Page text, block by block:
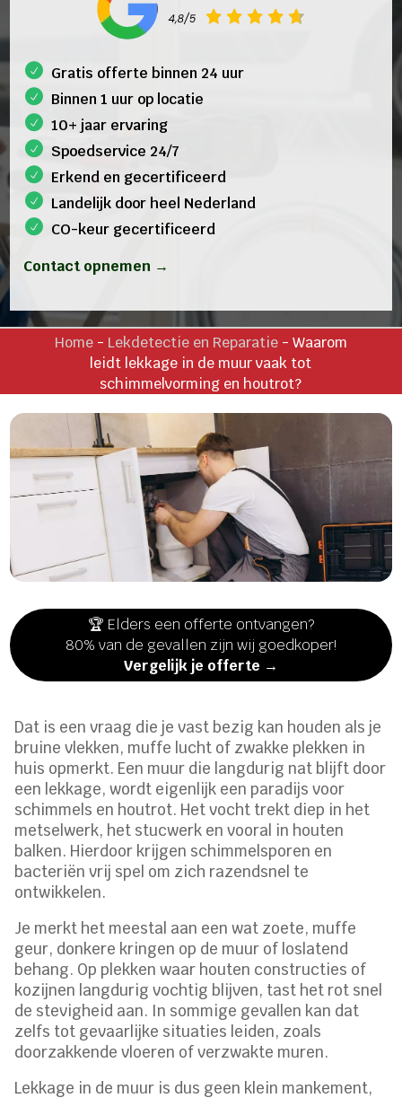
Gratis offerte binnen 24 uur
Binnen 1 uur op locatie
10+ jaar ervaring
Spoedservice 24/7
Erkend en gecertificeerd
Landelijk door heel Nederland
CO-keur gecertificeerd
Contact opnemen →
Home- Lekdetectie en Reparatie- Waarom
leidt lekkage in de muur vaak tot
schimmelvorming en houtrot?
🏆 Elders een offerte ontvangen?
80% van de gevallen zijn wij goedkoper!
Vergelijk je offerte →
Dat is een vraag die je vast bezig kan houden als je
bruine vlekken, muffe lucht of zwakke plekken in
huis opmerkt. Een muur die langdurig nat blijft door
een lekkage, wordt eigenlijk een paradijs voor
schimmels en houtrot. Het vocht trekt diep in het
metselwerk, het stucwerk en vooral in houten
balken. Hierdoor krijgen schimmelsporen en
bacteriën vrij spel om zich razendsnel te
ontwikkelen.
Je merkt het meestal aan een wat zoete, muffe
geur, donkere kringen op de muur of loslatend
behang. Op plekken waar houten constructies of
kozijnen langdurig vochtig blijven, tast het rot snel
de stevigheid aan. In sommige gevallen kan dat
zelfs tot gevaarlijke situaties leiden, zoals
doorzakkende vloeren of verzwakte muren.
Lekkage in de muur is dus geen klein mankement,